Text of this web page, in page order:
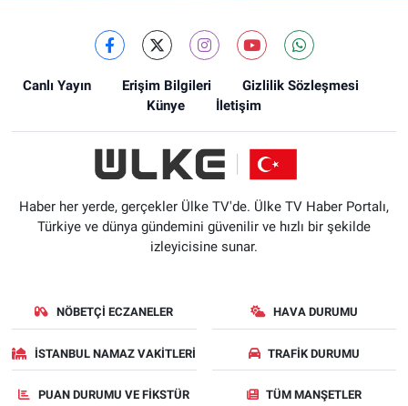
Canlı Yayın Erişim Bilgileri
Gizlilik Sözleşmesi
Künye
İletişim
Haber her yerde, gerçekler Ülke TV'de. Ülke TV Haber Portalı,
Türkiye ve dünya gündemini güvenilir ve hızlı bir şekilde
izleyicisine sunar.
NÖBETÇI ECZANELER HAVA DURUMU
İSTANBUL NAMAZ VAKITLERI TRAFIK DURUMU
PUAN DURUMU VE FIKSTÜR TÜM MANŞETLER